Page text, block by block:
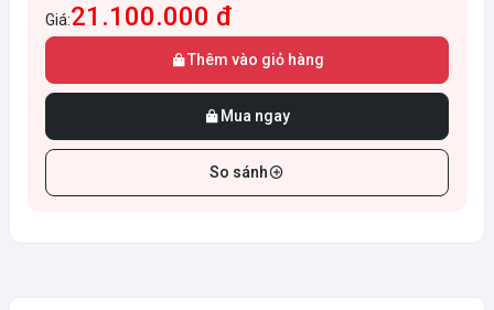
Giá:21.100.000 đ
Thêm vào giỏ hàng
Mua ngay
So sánh